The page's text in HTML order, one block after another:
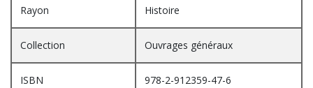
Rayon Histoire
Collection Ouvrages généraux
ISBN 978-2-912359-47-6